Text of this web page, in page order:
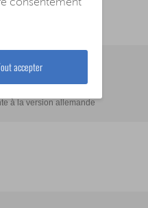
à la version allemande
consentement
accepter